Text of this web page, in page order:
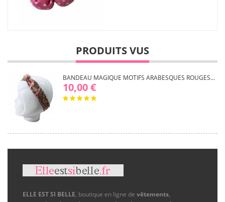
PRODUITS VUS
BANDEAU MAGIQUE MOTIFS ARABESQUES ROUGES...
10,00 €
ELLE EST SI BELLE, boutique en ligne de vêtements,